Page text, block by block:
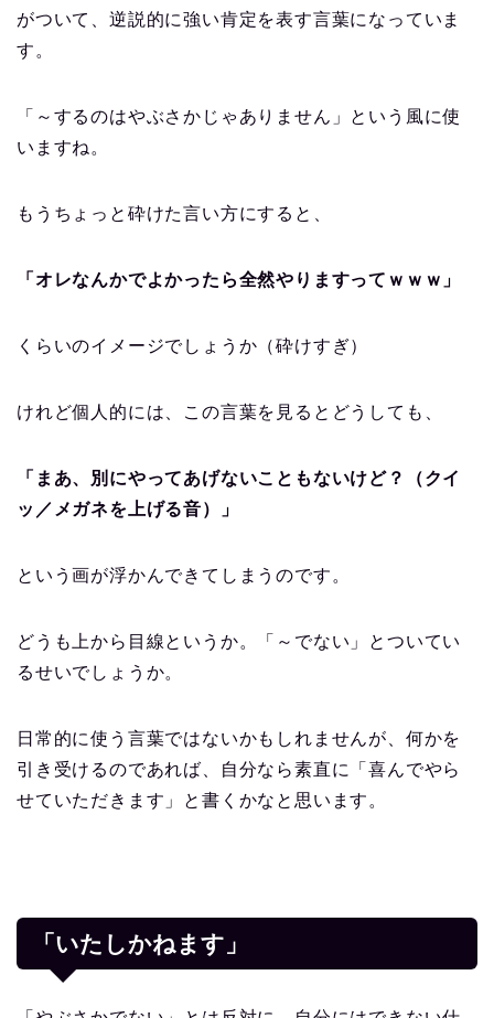
がついて、逆説的に強い肯定を表す言葉になっていま
す。
「～するのはやぶさかじゃありません」という風に使
いますね。
もうちょっと砕けた言い方にすると、
「オレなんかでよかったら全然やりますってｗｗｗ」
くらいのイメージでしょうか（砕けすぎ）
けれど個人的には、この言葉を見るとどうしても、
「まあ、別にやってあげないこともないけど？（クイ
ッ／メガネを上げる音）」
という画が浮かんできてしまうのです。
どうも上から目線というか。「～でない」とついてい
るせいでしょうか。
日常的に使う言葉ではないかもしれませんが、何かを
引き受けるのであれば、自分なら素直に「喜んでやら
せていただきます」と書くかなと思います。
「いたしかねます」